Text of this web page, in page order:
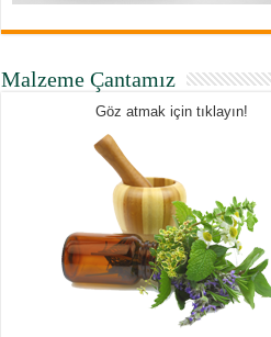
Malzeme Çantamız
Göz atmak için tıklayın!